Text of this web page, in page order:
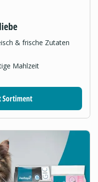
& frische Zutaten
Mahlzeit
Sortiment